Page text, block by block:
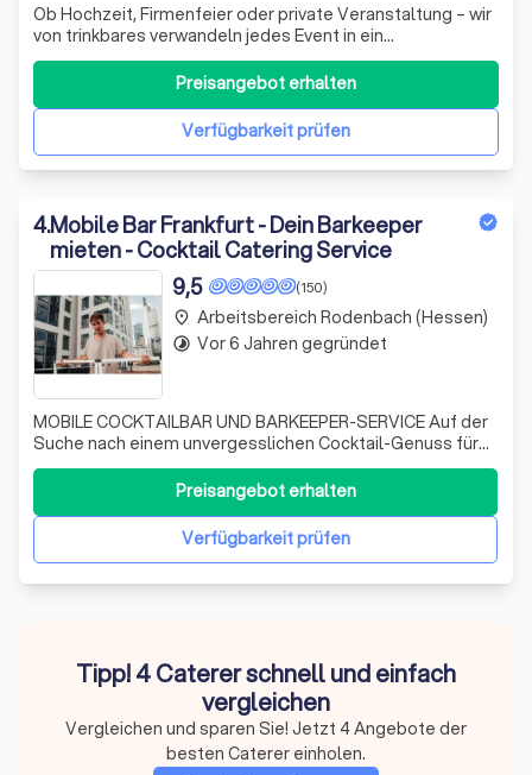
Ob Hochzeit, Firmenfeier oder private Veranstaltung – wir
von trinkbares verwandeln jedes Event in ein
unvergessliches Erlebnis. Mit unseren mobilen
Cocktailbars und erstklassigen Barkeepern bringen wir
nicht nur Drinks, sondern auch eine Atmosphäre voller
Genuss und Freude direkt zu euch. Unsere Le
Verfügbarkeit prüfen
Preisangebot erhalten
4.Mobile Bar Frankfurt - Dein Barkeeper
mieten - Cocktail Catering Service
(150)
9,5
MOBILE COCKTAILBAR UND BARKEEPER-SERVICE Auf der
Suche nach einem unvergesslichen Cocktail-Genuss für
deine Veranstaltung? Entdecke unseren mobilen
Cocktail-Catering-Service aus Frankfurt und Umgebung!
Unsere mobile Bar verspricht nicht nur exzellente Drinks
überall in Deutschland, sondern auch eine
Verfügbarkeit prüfen
Preisangebot erhalten
place Arbeitsbereich Rodenbach (Hessen)
timelapse Vor 6 Jahren gegründet
Tipp! 4 Caterer schnell und einfach
vergleichen
Vergleichen und sparen Sie! Jetzt 4 Angebote der
besten Caterer einholen.